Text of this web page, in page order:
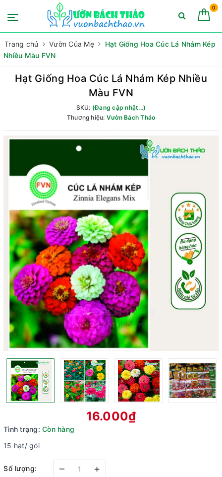
0
Trang chủ Vườn Của Mẹ
Hạt Giống Hoa Cúc Lá Nhám Kép
Nhiều Màu FVN
Hạt Giống Hoa Cúc Lá Nhám Kép Nhiều
Màu FVN
SKU: (Đang cập nhật...)
Thương hiệu: Vườn Bách Thảo
16.000₫
Tình trạng: Còn hàng
15 hạt/ gói
Số lượng: – +